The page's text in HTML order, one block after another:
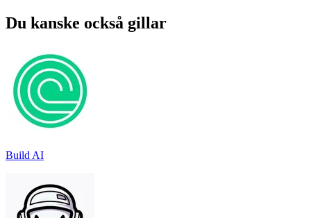
Du kanske också gillar
Build AI